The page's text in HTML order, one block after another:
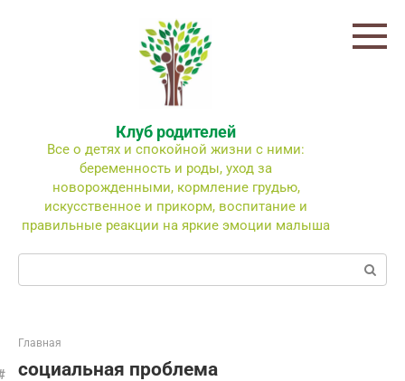
Клуб родителей
Все о детях и спокойной жизни с ними:
беременность и роды, уход за
новорожденными, кормление грудью,
искусственное и прикорм, воспитание и
правильные реакции на яркие эмоции малыша
Поиск:
Главная
социальная проблема